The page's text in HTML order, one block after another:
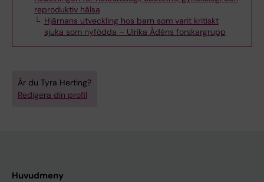
reproduktiv hälsa
Hjärnans utveckling hos barn som varit kritiskt
sjuka som nyfödda – Ulrika Ådéns forskargrupp
Är du Tyra Herting?
Redigera din profil
Huvudmeny